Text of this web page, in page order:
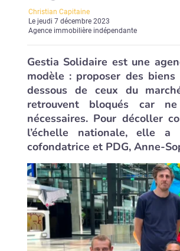
Christian Capitaine
Lejeudi 7 décembre 2023
Agence immobilière indépendante
Gestia Solidaire est une
modèle : proposer des
dessous de ceux du
retrouvent bloqués car
nécessaires. Pour décoller
l’échelle nationale, elle
cofondatrice et PDG, Anne-